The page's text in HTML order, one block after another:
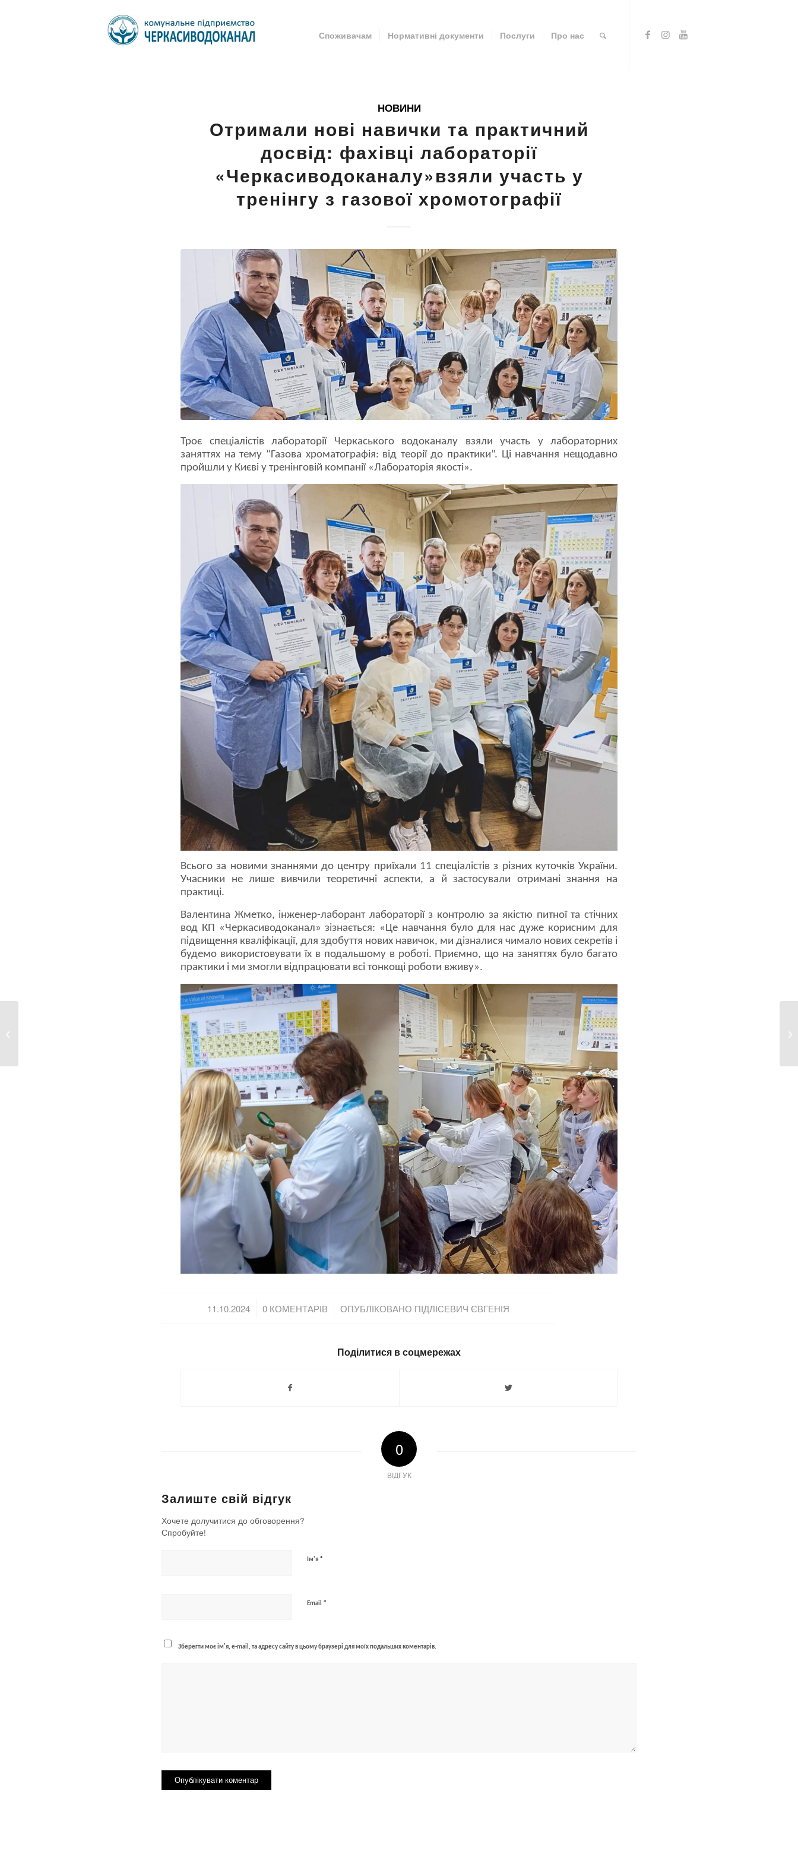
Споживачам Нормативні документи Послуги Про нас
НОВИНИ
Отримали нові навички та практичний
досвід: фахівці лабораторії
«Черкасиводоканалу»взяли участь у
тренінгу з газової хромотографії
Троє спеціалістів лабораторії Черкаського водоканалу взяли участь у лабораторних
заняттях на тему “Газова хроматографія: від теорії до практики”. Ці навчання нещодавно
пройшли у Києві у тренінговій компанії «Лабораторія якості».
Всього за новими знаннями до центру приїхали 11 спеціалістів з різних куточків України.
Учасники не лише вивчили теоретичні аспекти, а й застосували отримані знання на
практиці.
Валентина Жметко, інженер-лаборант лабораторії з контролю за якістю питної та стічних
вод КП «Черкасиводоканал» зізнається: «Це навчання було для нас дуже корисним для
підвищення кваліфікації, для здобуття нових навичок, ми дізналися чимало нових секретів і
будемо використовувати їх в подальшому в роботі. Приємно, що на заняттях було багато
практики і ми змогли відпрацювати всі тонкощі роботи вживу».
11.10.2024
/ 0 КОМЕНТАРІВ
/ ОПУБЛІКОВАНО ПІДЛІСЕВИЧ ЄВГЕНІЯ
Поділитися в соцмережах
0
ВІДГУК
Залиште свій відгук
Хочете долучитися до обговорення?
Спробуйте!
Ім'я *
Email *
Зберегти моє ім'я, e-mail, та адресу сайту в цьому браузері для моїх подальших коментарів.